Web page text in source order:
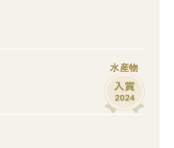
😅（ご希望により鱗内
など、5～7匹程度。
スに十分ご注意くだ
水産物